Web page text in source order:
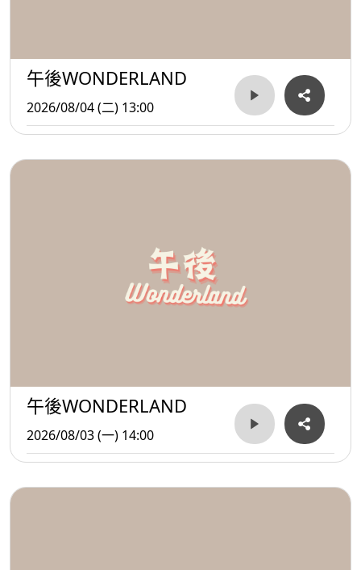
午後WONDERLAND
2026/08/04 (二) 13:00
午後WONDERLAND
2026/08/03 (一) 14:00